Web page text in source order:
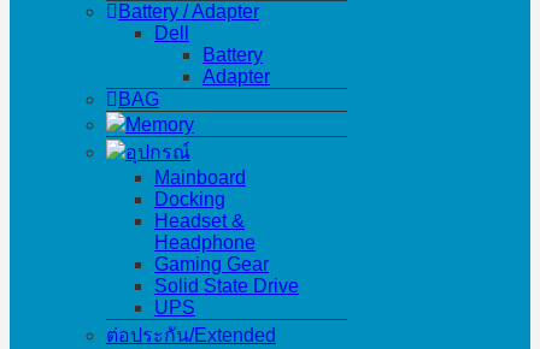
Battery / Adapter
Dell
Battery
Adapter
BAG
Memory
อุปกรณ์
Mainboard
Docking
Headset &
Headphone
Gaming Gear
Solid State Drive
UPS
ต่อประกัน/Extended